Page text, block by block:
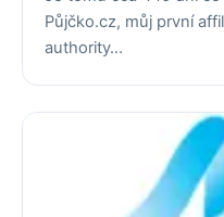
Půjčko.cz, můj první
authority…